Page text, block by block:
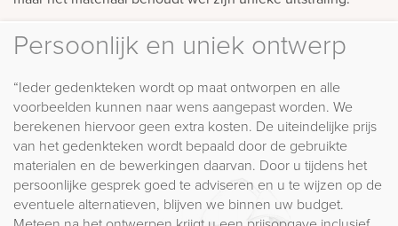
Persoonlijk en uniek ontwerp
“Ieder gedenkteken wordt op maat ontworpen en alle
voorbeelden kunnen naar wens aangepast worden. We
berekenen hiervoor geen extra kosten. De uiteindelijke prijs
van het gedenkteken wordt bepaald door de gebruikte
materialen en de bewerkingen daarvan. Door u tijdens het
persoonlijke gesprek goed te adviseren en u te wijzen op de
eventuele alternatieven, blijven we binnen uw budget.